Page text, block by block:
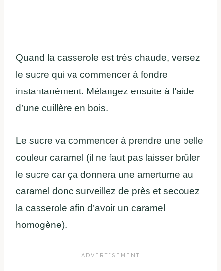
Quand la casserole est très chaude, versez
le sucre qui va commencer à fondre
instantanément. Mélangez ensuite à l’aide
d’une cuillère en bois.
Le sucre va commencer à prendre une belle
couleur caramel (il ne faut pas laisser brûler
le sucre car ça donnera une amertume au
caramel donc surveillez de près et secouez
la casserole afin d’avoir un caramel
homogène).